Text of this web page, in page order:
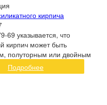
кирпича
69 указывается, что
кирпич может быть
полуторным или двойным
Подробнее